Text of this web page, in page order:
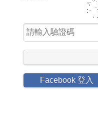
Facebook 登入